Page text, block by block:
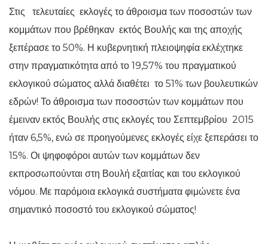
Στις τελευταίες εκλογές το άθροισμα των ποσοστών των
κομμάτων που βρέθηκαν εκτός Βουλής και της αποχής
ξεπέρασε το 50%. Η κυβερνητική πλειοψηφία εκλέχτηκε
στην πραγματικότητα από το 19,57% του πραγματικού
εκλογικού σώματος αλλά διαθέτει το 51% των βουλευτικών
εδρών! Το άθροισμα των ποσοστών των κομμάτων που
έμειναν εκτός Βουλής στις εκλογές του Σεπτεμβρίου 2015
ήταν 6,5%, ενώ σε προηγούμενες εκλογές είχε ξεπεράσει το
15%. Οι ψηφοφόροι αυτών των κομμάτων δεν
εκπροσωπούνται στη Βουλή εξαιτίας και του εκλογικού
νόμου. Με παρόμοια εκλογικά συστήματα φιμώνετε ένα
σημαντικό ποσοστό του εκλογικού σώματος!